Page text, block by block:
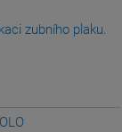
zubního plaku.